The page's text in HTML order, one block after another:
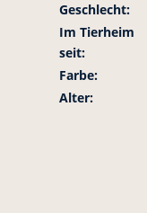
Geschlecht:
Im Tierheim
seit:
Farbe:
Alter: